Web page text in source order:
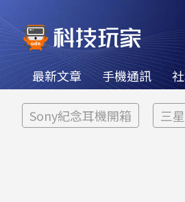
最新文章 手機通訊
Sony紀念耳機開箱 三